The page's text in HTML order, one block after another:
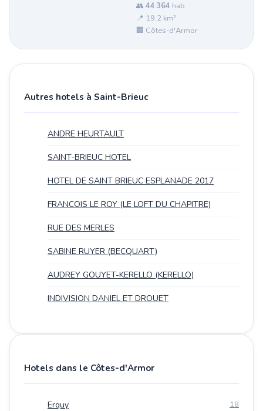
👥 44 364 hab.
📍 19.2 km²
🏢 Côtes-d'Armor
Autres hotels à Saint-Brieuc
ANDRE HEURTAULT
SAINT-BRIEUC HOTEL
HOTEL DE SAINT BRIEUC ESPLANADE 2017
FRANCOIS LE ROY (LE LOFT DU CHAPITRE)
RUE DES MERLES
SABINE RUYER (BECQUART)
AUDREY GOUYET-KERELLO (KERELLO)
INDIVISION DANIEL ET DROUET
Hotels dans le Côtes-d'Armor
Erquy 18